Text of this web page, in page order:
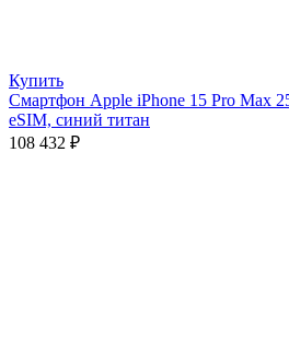
Купить
Смартфон Apple iPhone 15 Pro Max
eSIM, синий титан
108 432 ₽